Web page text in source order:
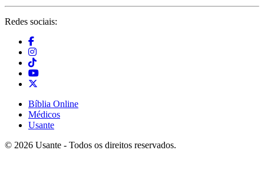
Redes sociais:
Bíblia Online
Médicos
Usante
© 2026 Usante - Todos os direitos reservados.